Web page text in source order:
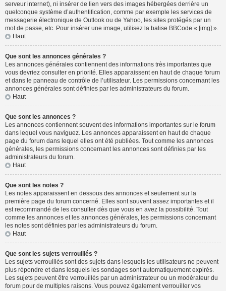
serveur internet), ni insérer de lien vers des images hébergées derrière un
quelconque système d’authentification, comme par exemple les services de
messagerie électronique de Outlook ou de Yahoo, les sites protégés par un
mot de passe, etc. Pour insérer une image, utilisez la balise BBCode « [img] ».
Haut
Que sont les annonces générales ?
Les annonces générales contiennent des informations très importantes que
vous devriez consulter en priorité. Elles apparaissent en haut de chaque forum
et dans le panneau de contrôle de l’utilisateur. Les permissions concernant les
annonces générales sont définies par les administrateurs du forum.
Haut
Que sont les annonces ?
Les annonces contiennent souvent des informations importantes sur le forum
dans lequel vous naviguez. Les annonces apparaissent en haut de chaque
page du forum dans lequel elles ont été publiées. Tout comme les annonces
générales, les permissions concernant les annonces sont définies par les
administrateurs du forum.
Haut
Que sont les notes ?
Les notes apparaissent en dessous des annonces et seulement sur la
première page du forum concerné. Elles sont souvent assez importantes et il
est recommandé de les consulter dès que vous en avez la possibilité. Tout
comme les annonces et les annonces générales, les permissions concernant
les notes sont définies par les administrateurs du forum.
Haut
Que sont les sujets verrouillés ?
Les sujets verrouillés sont des sujets dans lesquels les utilisateurs ne peuvent
plus répondre et dans lesquels les sondages sont automatiquement expirés.
Les sujets peuvent être verrouillés par un administrateur ou un modérateur du
forum pour de multiples raisons. Vous pouvez également verrouiller vos